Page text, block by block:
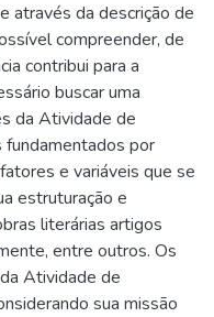
através da descrição de
compreender, de
contribui para a
buscar uma
da Atividade de
fundamentados por
e variáveis que se
estruturação e
literárias artigos
entre outros. Os
Atividade de
sua missão